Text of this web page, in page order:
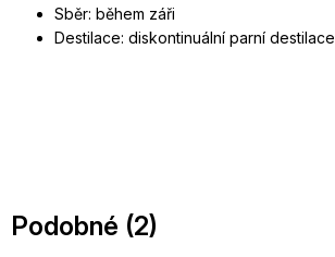
Sběr: během záři
Destilace: diskontinuální parní destilace
Podobné (2)